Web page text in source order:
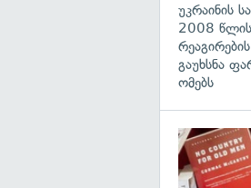
უკრაინის
2008 წლის
გაუხსნა
ომებს